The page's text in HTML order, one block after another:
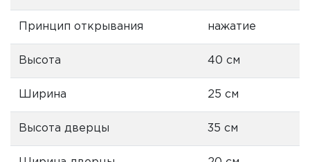
Принцип открывания нажатие
Высота 40 см
Ширина 25 см
Высота дверцы 35 см